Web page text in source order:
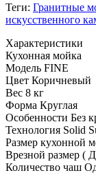
Теги: Гранитные
искусственного
Характеристики
Кухонная мойка
Модель FINE
Цвет Коричневый
Вес 8 кг
Форма Круглая
Особенности Без
Технология Solid
Размер
Врезной размер (
Количество чаш